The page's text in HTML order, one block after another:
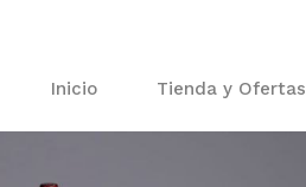
Inicio Tienda y Ofertas